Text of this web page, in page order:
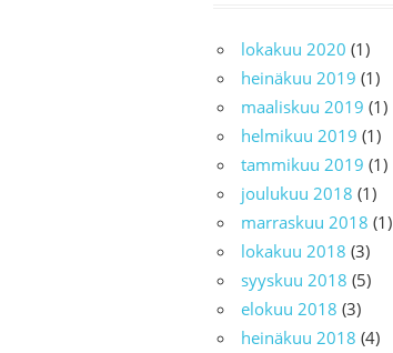
lokakuu 2020 (1)
heinäkuu 2019 (1)
maaliskuu 2019 (1)
helmikuu 2019 (1)
tammikuu 2019 (1)
joulukuu 2018 (1)
marraskuu 2018 (1)
lokakuu 2018 (3)
syyskuu 2018 (5)
elokuu 2018 (3)
heinäkuu 2018 (4)